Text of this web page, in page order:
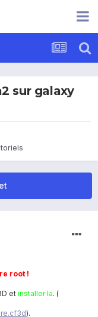
sur galaxy
root !
etinstaller la. (
).